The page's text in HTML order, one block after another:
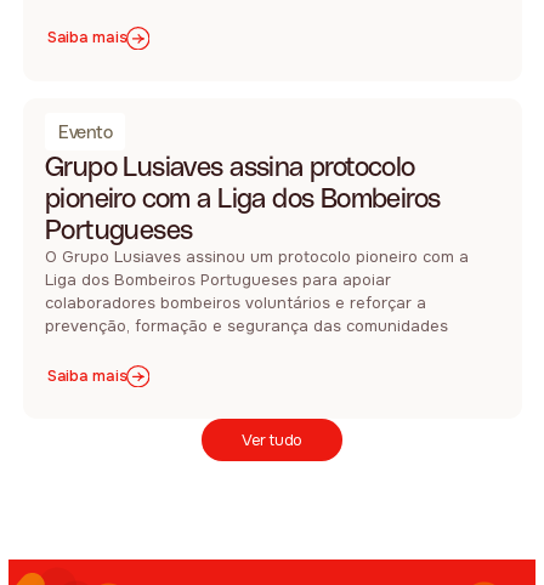
Saiba mais
Evento
Grupo Lusiaves assina protocolo
pioneiro com a Liga dos Bombeiros
Portugueses
O Grupo Lusiaves assinou um protocolo pioneiro com a
Liga dos Bombeiros Portugueses para apoiar
colaboradores bombeiros voluntários e reforçar a
prevenção, formação e segurança das comunidades
Saiba mais
Ver tudo